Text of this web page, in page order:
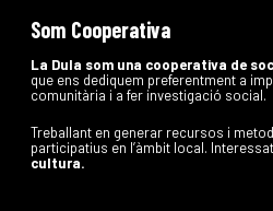
Som Cooperativa
La Dula som una cooperativa de
que ens dediquem preferentment a
comunitària i a fer investigació social.
Treballant en generar recursos i
participatius en l’àmbit local.
cultura.